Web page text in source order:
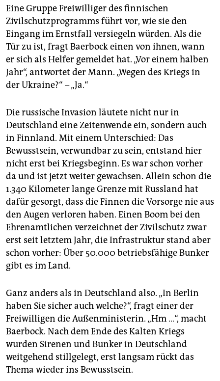
Eine Gruppe Freiwilliger des finnischen
Zivilschutzprogramms führt vor, wie sie den
Eingang im Ernstfall versiegeln würden. Als die
Tür zu ist, fragt Baerbock einen von ihnen, wann
er sich als Helfer gemeldet hat. „Vor einem halben
Jahr“, antwortet der Mann. „Wegen des Kriegs in
der Ukraine?“ – „Ja.“
Die russische Invasion läutete nicht nur in
Deutschland eine Zeitenwende ein, sondern auch
in Finnland. Mit einem Unterschied: Das
Bewusstsein, verwundbar zu sein, entstand hier
nicht erst bei Kriegsbeginn. Es war schon vorher
da und ist jetzt weiter gewachsen. Allein schon die
1.340 Kilometer lange Grenze mit Russland hat
dafür gesorgt, dass die Finnen die Vorsorge nie aus
den Augen verloren haben. Einen Boom bei den
Ehrenamtlichen verzeichnet der Zivilschutz zwar
erst seit letztem Jahr, die Infrastruktur stand aber
schon vorher: Über 50.000 betriebsfähige Bunker
gibt es im Land.
Ganz anders als in Deutschland also. „In Berlin
haben Sie sicher auch welche?“, fragt einer der
Freiwilligen die Außenministerin. „Hm …“, macht
Baer­bock. Nach dem Ende des Kalten Kriegs
wurden Sirenen und Bunker in Deutschland
weitgehend stillgelegt, erst langsam rückt das
Thema wieder ins Bewusstsein.